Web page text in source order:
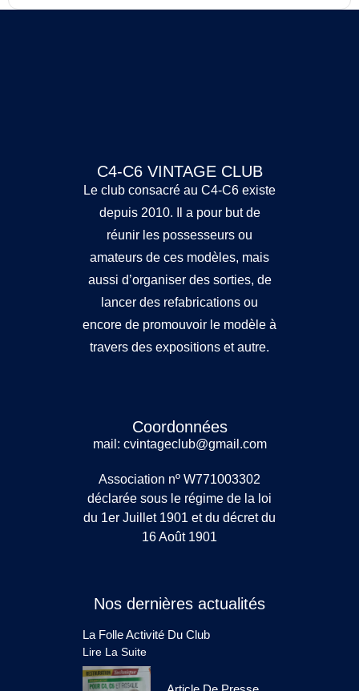
C4-C6 VINTAGE CLUB
Le club consacré au C4-C6 existe
depuis 2010. Il a pour but de
réunir les possesseurs ou
amateurs de ces modèles, mais
aussi d’organiser des sorties, de
lancer des refabrications ou
encore de promouvoir le modèle à
travers des expositions et autre.
Coordonnées
mail: cvintageclub@gmail.com
Association nº W771003302
déclarée sous le régime de la loi
du 1er Juillet 1901 et du décret du
16 Août 1901
Nos dernières actualités
La Folle Activité Du Club
Lire La Suite